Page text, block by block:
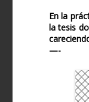
En la
la tesis
—-